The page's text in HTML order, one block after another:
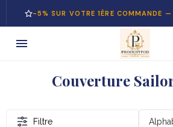
-5% SUR VOTRE 1ÈRE COMMANDE —
Couverture
Filtre